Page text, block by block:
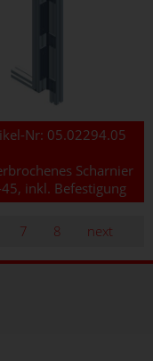
Nr: 05.02294.05
Scharnier
inkl. Befestigung
7 8 next